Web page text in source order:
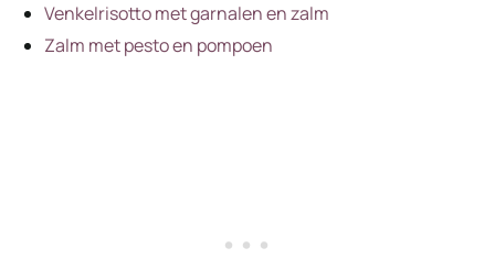
Venkelrisotto met garnalen en zalm
Zalm met pesto en pompoen